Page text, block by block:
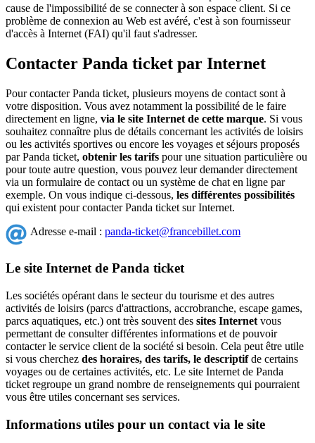
cause de l'impossibilité de se connecter à son espace client. Si ce
problème de connexion au Web est avéré, c'est à son fournisseur
d'accès à Internet (FAI) qu'il faut s'adresser.
Contacter Panda ticket par Internet
Pour contacter Panda ticket, plusieurs moyens de contact sont à
votre disposition. Vous avez notamment la possibilité de le faire
directement en ligne, via le site Internet de cette marque. Si vous
souhaitez connaître plus de détails concernant les activités de loisirs
ou les activités sportives ou encore les voyages et séjours proposés
par Panda ticket, obtenir les tarifs pour une situation particulière ou
pour toute autre question, vous pouvez leur demander directement
via un formulaire de contact ou un système de chat en ligne par
exemple. On vous indique ci-dessous, les différentes possibilités
qui existent pour contacter Panda ticket sur Internet.
Adresse e-mail : panda-ticket@francebillet.com
Le site Internet de Panda ticket
Les sociétés opérant dans le secteur du tourisme et des autres
activités de loisirs (parcs d'attractions, accrobranche, escape games,
parcs aquatiques, etc.) ont très souvent des sites Internet vous
permettant de consulter différentes informations et de pouvoir
contacter le service client de la société si besoin. Cela peut être utile
si vous cherchez des horaires, des tarifs, le descriptifde certains
voyages ou de certaines activités, etc. Le site Internet de Panda
ticket regroupe un grand nombre de renseignements qui pourraient
vous être utiles concernant ses services.
Informations utiles pour un contact via le site